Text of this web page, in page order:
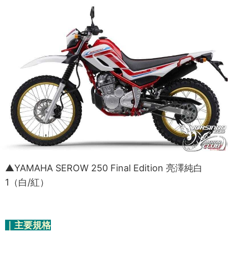
▲YAMAHA SEROW 250 Final Edition 亮澤純白
1（白/紅）
｜主要規格